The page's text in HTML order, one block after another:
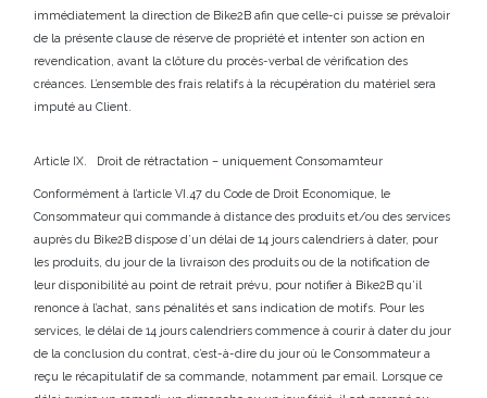
immédiatement la direction de Bike2B afin que celle-ci puisse se prévaloir
de la présente clause de réserve de propriété et intenter son action en
revendication, avant la clôture du procès-verbal de vérification des
créances. L’ensemble des frais relatifs à la récupération du matériel sera
imputé au Client.
Article IX. Droit de rétractation – uniquement Consomamteur
Conformément à l’article VI.47 du Code de Droit Economique, le
Consommateur qui commande à distance des produits et/ou des services
auprès du Bike2B dispose d’un délai de 14 jours calendriers à dater, pour
les produits, du jour de la livraison des produits ou de la notification de
leur disponibilité au point de retrait prévu, pour notifier à Bike2B qu’il
renonce à l’achat, sans pénalités et sans indication de motifs. Pour les
services, le délai de 14 jours calendriers commence à courir à dater du jour
de la conclusion du contrat, c’est-à-dire du jour où le Consommateur a
reçu le récapitulatif de sa commande, notamment par email. Lorsque ce